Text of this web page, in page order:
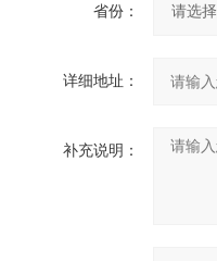
省份：
详细地址：
补充说明：